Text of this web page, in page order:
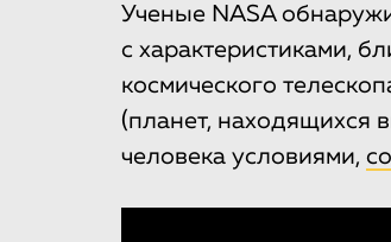
Ученые NASA
с характеристиками,
космического
(планет, находящихся
человека условиями,